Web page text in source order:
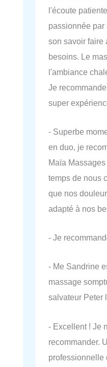
l'écoute
passionnée par
son savoir faire
besoins. Le
l'ambiance
Je
super
- Superbe
en duo, je
Maïa
temps de nous
que nos
adapté à nos
- Je
- Me Sandrine
massage
salvateur Peter
- Excellent ! Je
recommander.
professionnelle